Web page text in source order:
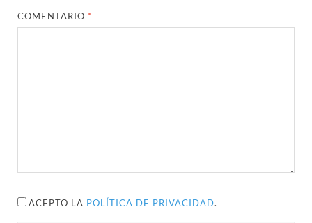
COMENTARIO *
ACEPTO LA POLÍTICA DE PRIVACIDAD.